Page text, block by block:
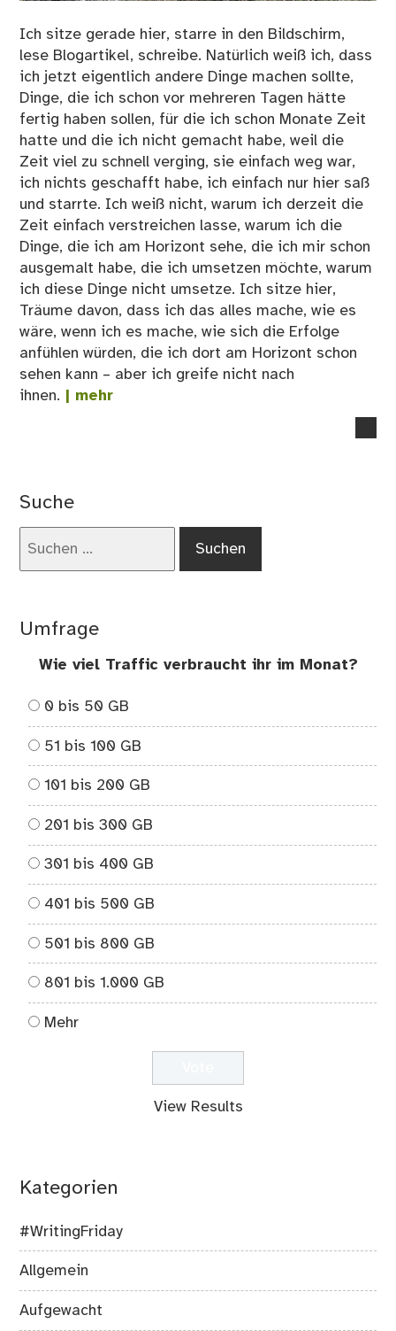
Ich sitze gerade hier, starre in den Bildschirm,
lese Blogartikel, schreibe. Natürlich weiß ich, dass
ich jetzt eigentlich andere Dinge machen sollte,
Dinge, die ich schon vor mehreren Tagen hätte
fertig haben sollen, für die ich schon Monate Zeit
hatte und die ich nicht gemacht habe, weil die
Zeit viel zu schnell verging, sie einfach weg war,
ich nichts geschafft habe, ich einfach nur hier saß
und starrte. Ich weiß nicht, warum ich derzeit die
Zeit einfach verstreichen lasse, warum ich die
Dinge, die ich am Horizont sehe, die ich mir schon
ausgemalt habe, die ich umsetzen möchte, warum
ich diese Dinge nicht umsetze. Ich sitze hier,
Träume davon, dass ich das alles mache, wie es
wäre, wenn ich es mache, wie sich die Erfolge
anfühlen würden, die ich dort am Horizont schon
sehen kann – aber ich greife nicht nach
ihnen. | mehr
Suche
Umfrage
Wie viel Traffic verbraucht ihr im Monat?
0 bis 50 GB
51 bis 100 GB
101 bis 200 GB
201 bis 300 GB
301 bis 400 GB
401 bis 500 GB
501 bis 800 GB
801 bis 1.000 GB
Mehr
View Results
Kategorien
#WritingFriday
Allgemein
Aufgewacht